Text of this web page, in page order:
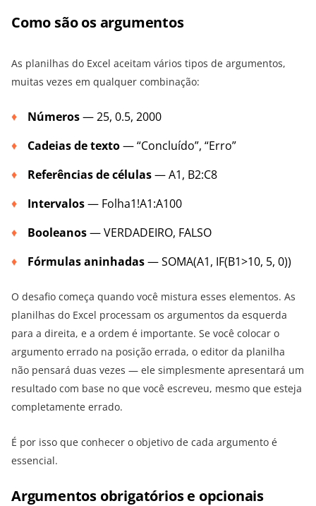
Como são os argumentos
As planilhas do Excel aceitam vários tipos de argumentos,
muitas vezes em qualquer combinação:
Números— 25, 0.5, 2000
Cadeias de texto— “Concluído”, “Erro”
Referências de células— A1, B2:C8
Intervalos— Folha1!A1:A100
Booleanos— VERDADEIRO, FALSO
Fórmulas aninhadas— SOMA(A1, IF(B1>10, 5, 0))
O desafio começa quando você mistura esses elementos. As
planilhas do Excel processam os argumentos da esquerda
para a direita, e a ordem é importante. Se você colocar o
argumento errado na posição errada, o editor da planilha
não pensará duas vezes — ele simplesmente apresentará um
resultado com base no que você escreveu, mesmo que esteja
completamente errado.
É por isso que conhecer o objetivo de cada argumento é
essencial.
Argumentos obrigatórios e opcionais